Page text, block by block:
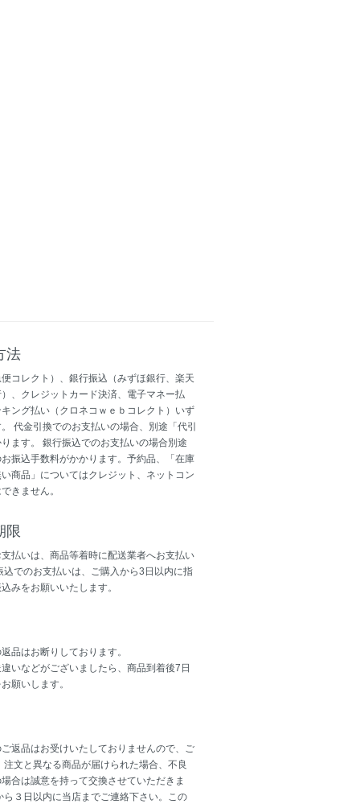
法
コレクト）、銀行振込（みずほ銀行、楽天
、クレジットカード決済、電子マネー払
ング払い（クロネコｗｅｂコレクト）いず
代金引換でのお支払いの場合、別途「代引
ます。 銀行振込でのお支払いの場合別途
お振込手数料がかかります。予約品、「在庫
商品」についてはクレジット、ネットコン
きません。
限
払いは、商品等着時に配送業者へお支払い
込でのお支払いは、ご購入から3日以内に指
みをお願いいたします。
品はお断りしております。
いなどがございましたら、商品到着後7日
願いします。
返品はお受けいたしておりませんので、ご
注文と異なる商品が届けられた場合、不良
合は誠意を持って交換させていただきま
ら３日以内に当店までご連絡下さい。この